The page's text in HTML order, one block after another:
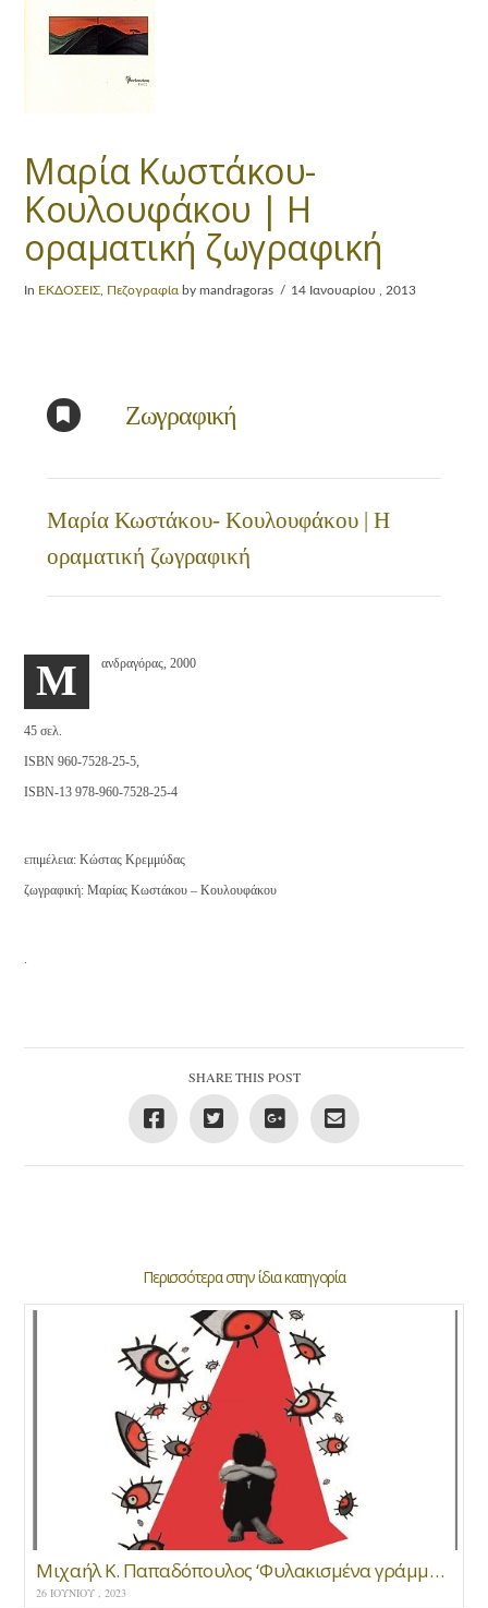
Μαρία Κωστάκου-
Κουλουφάκου | Η
οραματική ζωγραφική
In ΕΚΔΟΣΕΙΣ Πεζογραφία by mandragoras 14 Ιανουαρίου , 2013
Ζωγραφική
Μαρία Κωστάκου- Κουλουφάκου | Η
οραματική ζωγραφική
M ανδραγόρας, 2000
45 σελ.
ISBN 960-7528-25-5,
ISBN-13 978-960-7528-25-4
επιμέλεια: Κώστας Κρεμμύδας
ζωγραφική: Μαρίας Κωστάκου – Κουλουφάκου
.
SHARE THIS POST
Περισσότερα στην ίδια κατηγορία
Μιχαήλ Κ. Παπαδόπουλος ‘Φυλακισμένα γράμματα’ * εκδ. «Mανδραγόρας» Αθήνα 2023
26 ΙΟΥΝΊΟΥ , 2023